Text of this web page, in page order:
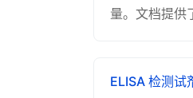
量。文档提供
ELISA 检测试